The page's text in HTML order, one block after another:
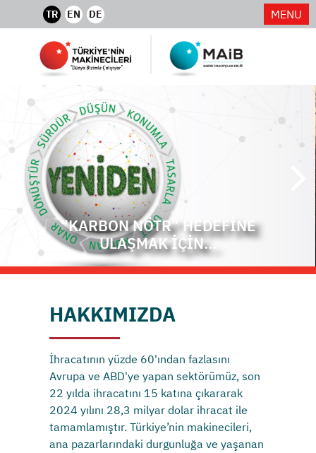
TR EN DE MENU
HER ŞEYİN BAŞLADIĞI BU
TOPRAKLAR BİZİM
HAKKIMIZDA
İhracatının yüzde 60'ından fazlasını
Avrupa ve ABD'ye yapan sektörümüz, son
22 yılda ihracatını 15 katına çıkararak
2024 yılını 28,3 milyar dolar ihracat ile
tamamlamıştır. Türkiye’nin makinecileri,
ana pazarlarındaki durgunluğa ve yaşanan